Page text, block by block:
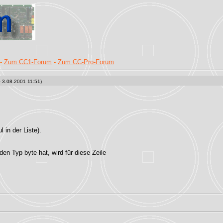
Zum CC1-Forum - Zum CC-Pro-Forum
3.08.2001 11:51)
in der Liste).
Typ byte hat, wird für diese Zeile